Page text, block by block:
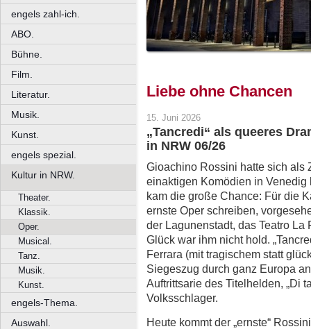
engels zahl-ich.
ABO.
Bühne.
Film.
Literatur.
Musik.
Kunst.
engels spezial.
Kultur in NRW.
Theater.
Klassik.
Oper.
Musical.
Tanz.
Musik.
Kunst.
engels-Thema.
Auswahl.
Liebe ohne Chancen
15. Juni 2026
„Tancredi“ als queeres
in NRW 06/26
Gioachino Rossini hatte sich als
einaktigen Komödien in
kam die große Chance: Für die
ernste Oper schreiben,
der Lagunenstadt, das Teatro
Glück war ihm nicht hold.
Ferrara (mit tragischem statt
Siegeszug durch ganz Europa
Auftrittsarie des Titelhelden, „Di
Volksschlager.
Heute kommt der „ernste“